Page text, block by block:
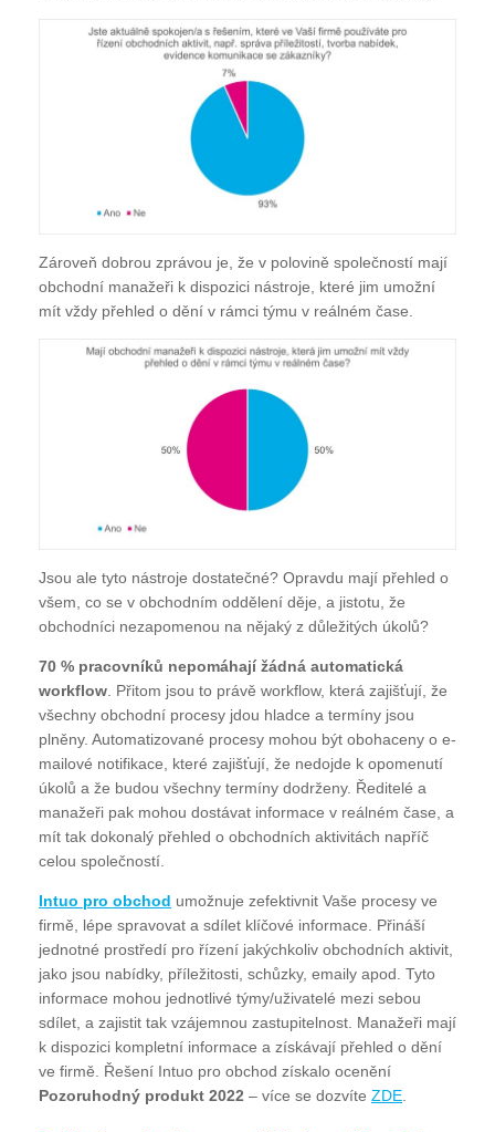
Zároveň dobrou zprávou je, že v polovině společností mají
obchodní manažeři k dispozici nástroje, které jim umožní
mít vždy přehled o dění v rámci týmu v reálném čase.
Jsou ale tyto nástroje dostatečné? Opravdu mají přehled o
všem, co se v obchodním oddělení děje, a jistotu, že
obchodníci nezapomenou na nějaký z důležitých úkolů?
70 % pracovníků nepomáhají žádná automatická
workflow. Přitom jsou to právě workflow, která zajišťují, že
všechny obchodní procesy jdou hladce a termíny jsou
plněny. Automatizované procesy mohou být obohaceny o e-
mailové notifikace, které zajišťují, že nedojde k opomenutí
úkolů a že budou všechny termíny dodrženy. Ředitelé a
manažeři pak mohou dostávat informace v reálném čase, a
mít tak dokonalý přehled o obchodních aktivitách napříč
celou společností.
Intuo pro obchod umožnuje zefektivnit Vaše procesy ve
firmě, lépe spravovat a sdílet klíčové informace. Přináší
jednotné prostředí pro řízení jakýchkoliv obchodních aktivit,
jako jsou nabídky, příležitosti, schůzky, emaily apod. Tyto
informace mohou jednotlivé týmy/uživatelé mezi sebou
sdílet, a zajistit tak vzájemnou zastupitelnost. Manažeři mají
k dispozici kompletní informace a získávají přehled o dění
ve firmě. Řešení Intuo pro obchod získalo ocenění
Pozoruhodný produkt 2022 – více se dozvíte ZDE.